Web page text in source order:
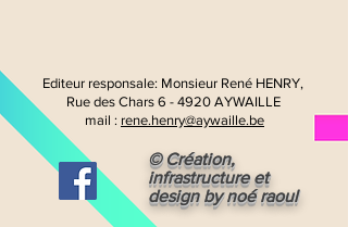
Editeur responsale: Monsieur René HENRY,
Rue des Chars 6 - 4920 AYWAILLE
mail : rene.henry@aywaille.be
© Création,
infrastructure et
design by noé raoul